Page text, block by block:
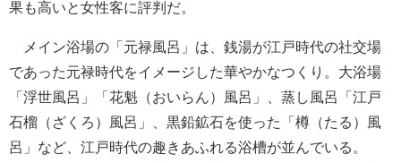
果も高いと女性客に評判だ。
メイン浴場の「元禄風呂」は、銭湯が江戸時代の社交場
であった元禄時代をイメージした華やかなつくり。大浴場
「浮世風呂」「花魁（おいらん）風呂」、蒸し風呂「江戸
石榴（ざくろ）風呂」、黒鉛鉱石を使った「樽（たる）風
呂」など、江戸時代の趣きあふれる浴槽が並んでいる。